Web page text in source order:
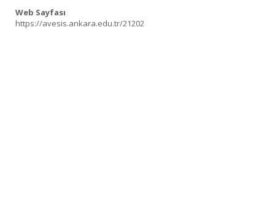
Web Sayfası
https://avesis.ankara.edu.tr/21202